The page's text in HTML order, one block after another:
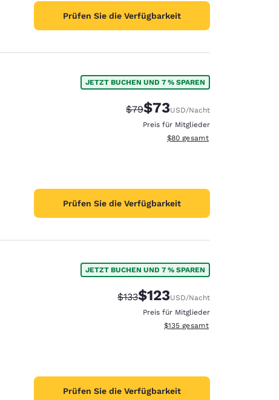
Prüfen Sie die Verfügbarkeit
JETZT BUCHEN UND 7 % SPAREN
Durchgestrichener Preis:
$79Vergünstigter Preis:
$73USD/Nacht
Preis für Mitglieder
Geschätzte Gesamtdetails
$80 gesamt
Prüfen Sie die Verfügbarkeit
JETZT BUCHEN UND 7 % SPAREN
Durchgestrichener Preis:
$133Vergünstigter Preis:
$123USD/Nacht
Preis für Mitglieder
Geschätzte Gesamtdetails
$135 gesamt
Prüfen Sie die Verfügbarkeit